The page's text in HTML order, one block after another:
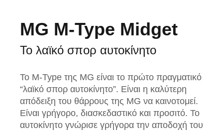
MG M-Type Midget
Το λαϊκό σπορ αυτοκίνητο
Το M-Type της MG είναι το πρώτο πραγματικό
“λαϊκό σπορ αυτοκίνητο”. Είναι η καλύτερη
απόδειξη του θάρρους της MG να καινοτομεί.
Είναι γρήγορο, διασκεδαστικό και προσιτό. Το
αυτοκίνητο γνώρισε γρήγορα την αποδοχή του